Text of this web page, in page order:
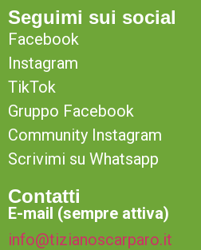
Seguimi sui social
Facebook
Instagram
TikTok
Gruppo Facebook
Community Instagram
Scrivimi su Whatsapp
Contatti
E-mail (sempre attiva)
info@tizianoscarparo.it